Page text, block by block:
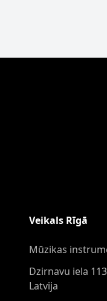
Veikals Rīgā
Mūzikas
Dzirnavu iela
Latvija